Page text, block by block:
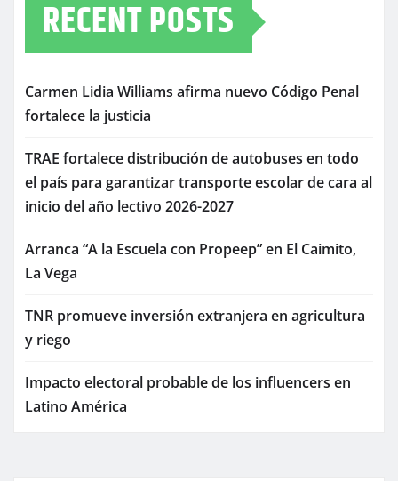
RECENT POSTS
Carmen Lidia Williams afirma nuevo Código Penal
fortalece la justicia
TRAE fortalece distribución de autobuses en todo
el país para garantizar transporte escolar de cara al
inicio del año lectivo 2026-2027
Arranca “A la Escuela con Propeep” en El Caimito,
La Vega
TNR promueve inversión extranjera en agricultura
y riego
Impacto electoral probable de los influencers en
Latino América